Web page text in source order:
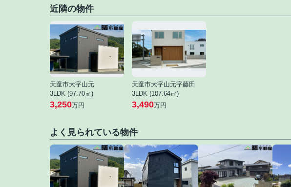
近隣の物件
天童市大字山元
3LDK (97.70㎡)
3,250万円
天童市大字山元字藤田
3LDK (107.64㎡)
3,490万円
よく見られている物件